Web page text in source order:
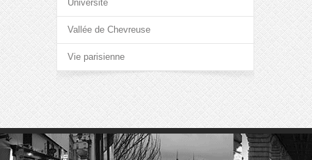
Université
Vallée de Chevreuse
Vie parisienne